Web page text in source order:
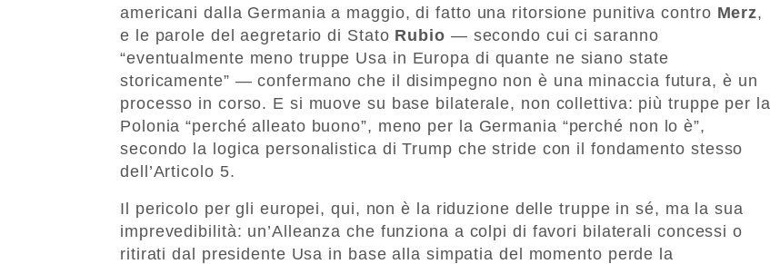
americani dalla Germania a maggio, di fatto una ritorsione punitiva contro Merz,
e le parole del aegretario di Stato Rubio — secondo cui ci saranno
“eventualmente meno truppe Usa in Europa di quante ne siano state
storicamente” — confermano che il disimpegno non è una minaccia futura, è un
processo in corso. E si muove su base bilaterale, non collettiva: più truppe per la
Polonia “perché alleato buono”, meno per la Germania “perché non lo è”,
secondo la logica personalistica di Trump che stride con il fondamento stesso
dell’Articolo 5.
Il pericolo per gli europei, qui, non è la riduzione delle truppe in sé, ma la sua
imprevedibilità: un’Alleanza che funziona a colpi di favori bilaterali concessi o
ritirati dal presidente Usa in base alla simpatia del momento perde la